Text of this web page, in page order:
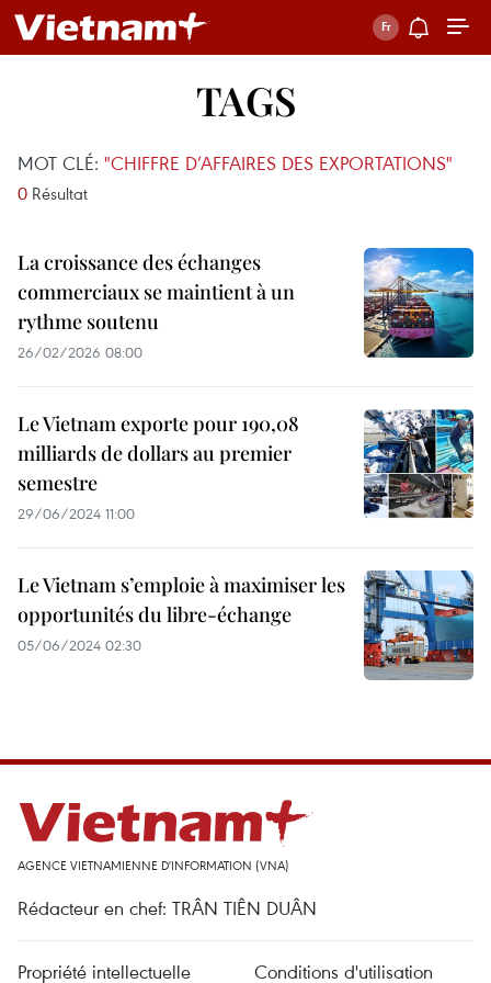
TAGS
MOT CLÉ: "CHIFFRE D’AFFAIRES DES EXPORTATIONS"
0 Résultat
La croissance des échanges
commerciaux se maintient à un
rythme soutenu
26/02/2026 08:00
Le Vietnam exporte pour 190,08
milliards de dollars au premier
semestre
29/06/2024 11:00
Le Vietnam s’emploie à maximiser les
opportunités du libre-échange
05/06/2024 02:30
AGENCE VIETNAMIENNE D'INFORMATION (VNA)
Rédacteur en chef: TRÂN TIÊN DUÂN
Propriété intellectuelle Conditions d'utilisation